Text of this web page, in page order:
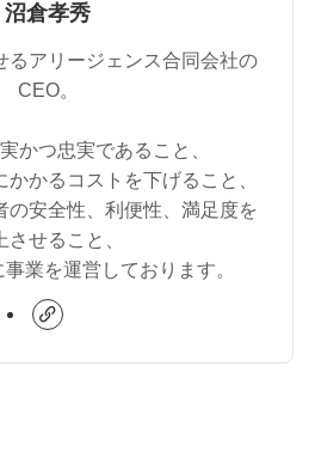
沼倉孝秀
るアリージェンス合同会社の
CEO。
かつ忠実であること、
かるコストを下げること、
の安全性、利便性、満足度を
させること、
業を運営しております。